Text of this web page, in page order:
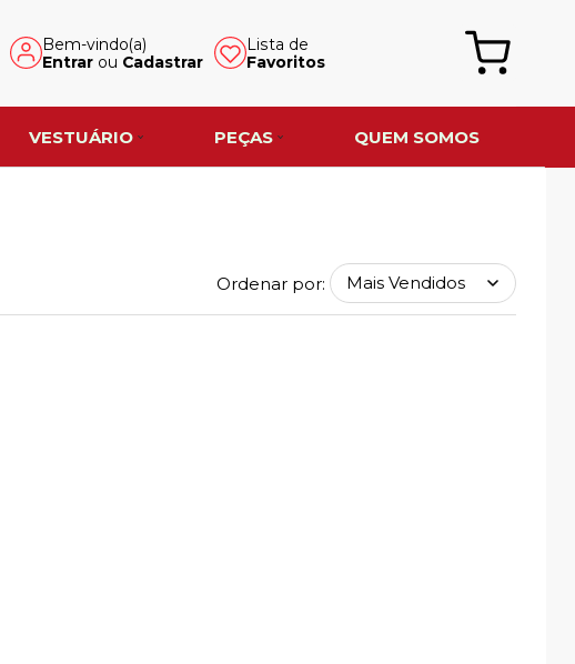
Bem-vindo(a)
Entrarou Cadastrar
Lista de
Favoritos
VESTUÁRIO PEÇAS QUEM SOMOS
Ordenar por: